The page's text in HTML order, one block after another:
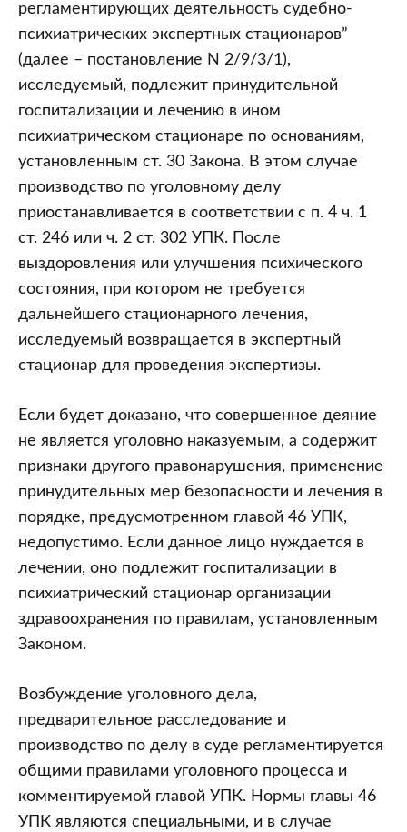
регламентирующих деятельность судебно-
психиатрических экспертных стационаров”
(далее – постановление N 2/9/3/1),
исследуемый, подлежит принудительной
госпитализации и лечению в ином
психиатрическом стационаре по основаниям,
установленным ст. 30 Закона. В этом случае
производство по уголовному делу
приостанавливается в соответствии с п. 4 ч. 1
ст. 246 или ч. 2 ст. 302 УПК. После
выздоровления или улучшения психического
состояния, при котором не требуется
дальнейшего стационарного лечения,
исследуемый возвращается в экспертный
стационар для проведения экспертизы.
Если будет доказано, что совершенное деяние
не является уголовно наказуемым, а содержит
признаки другого правонарушения, применение
принудительных мер безопасности и лечения в
порядке, предусмотренном главой 46 УПК,
недопустимо. Если данное лицо нуждается в
лечении, оно подлежит госпитализации в
психиатрический стационар организации
здравоохранения по правилам, установленным
Законом.
Возбуждение уголовного дела,
предварительное расследование и
производство по делу в суде регламентируется
общими правилами уголовного процесса и
комментируемой главой УПК. Нормы главы 46
УПК являются специальными, и в случае